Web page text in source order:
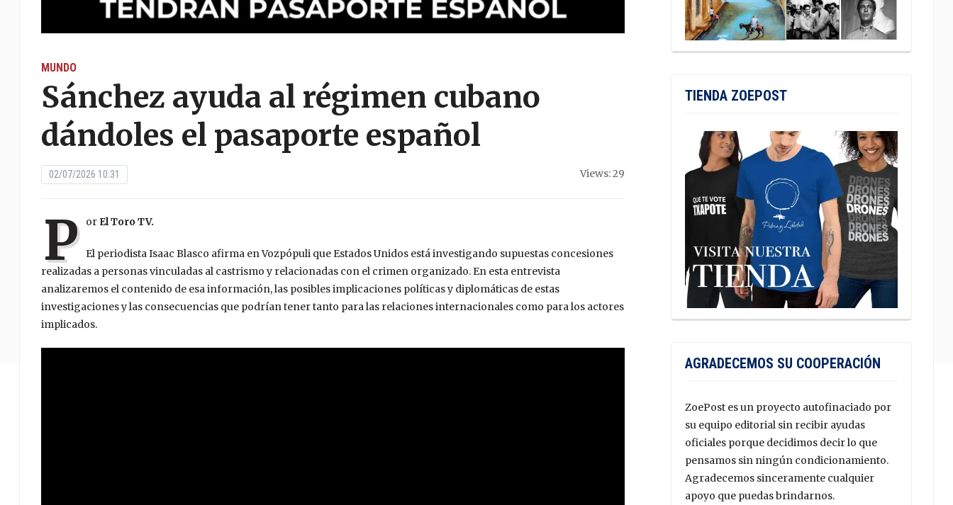
MUNDO
Sánchez ayuda al régimen cubano
dándoles el pasaporte español
02/07/2026 10:31 Views: 29
P or El Toro TV.
El periodista Isaac Blasco afirma en Vozpópuli que Estados Unidos está investigando supuestas concesiones
realizadas a personas vinculadas al castrismo y relacionadas con el crimen organizado. En esta entrevista
analizaremos el contenido de esa información, las posibles implicaciones políticas y diplomáticas de estas
investigaciones y las consecuencias que podrían tener tanto para las relaciones internacionales como para los actores
implicados.
TIENDA ZOEPOST
AGRADECEMOS SU COOPERACIÓN
ZoePost es un proyecto autofinaciado por
su equipo editorial sin recibir ayudas
oficiales porque decidimos decir lo que
pensamos sin ningún condicionamiento.
Agradecemos sinceramente cualquier
apoyo que puedas brindarnos.